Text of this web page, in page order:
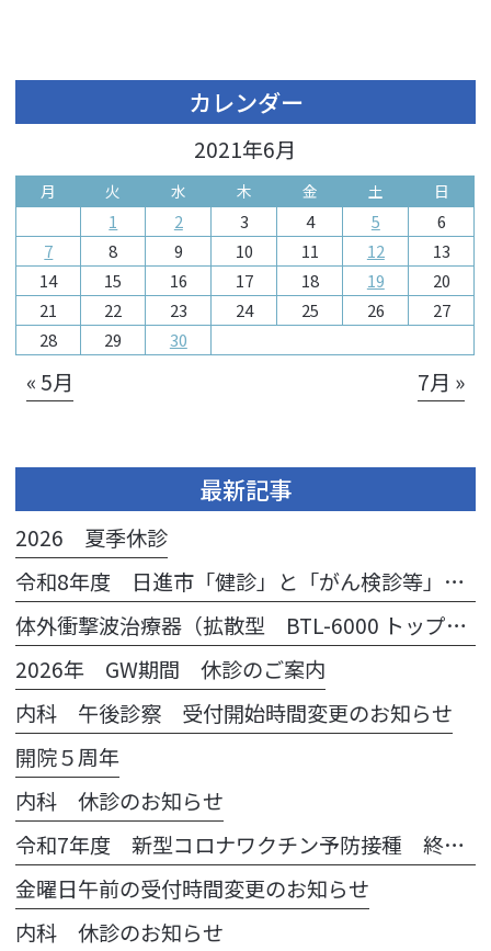
カレンダー
2021年6月
月 火 水 木 金 土 日
1 2 3 4 5
6
7
8 9 10 11 12
13
14
15 16 17 18 19
20
21
22 23 24 25 26
27
28
29 30
« 5月 7月 »
最新記事
2026 夏季休診
令和8年度 日進市「健診」と「がん検診等」のご案内
体外衝撃波治療器（拡散型 BTL-6000 トップライン®）導入のお知らせ
2026年 GW期間 休診のご案内
内科 午後診察 受付開始時間変更のお知らせ
開院５周年
内科 休診のお知らせ
令和7年度 新型コロナワクチン予防接種 終了のお知らせ
金曜日午前の受付時間変更のお知らせ
内科 休診のお知らせ